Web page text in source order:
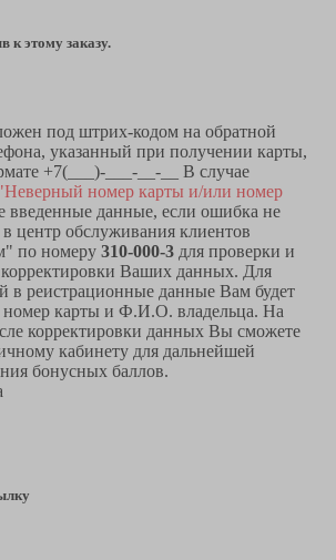
к этому заказу.
под штрих-кодом на обратной
указанный при получении карты,
+7(___)-___-__-__ В случае
номер карты и/или номер
введенные данные, если ошибка не
в центр обслуживания клиентов
по номеру 310-000-3 для проверки и
Ваших данных. Для
в реистрационные данные Вам будет
номер карты и Ф.И.О. владельца. На
корректировки данных Вы сможете
кабинету для дальнейшей
бонусных баллов.